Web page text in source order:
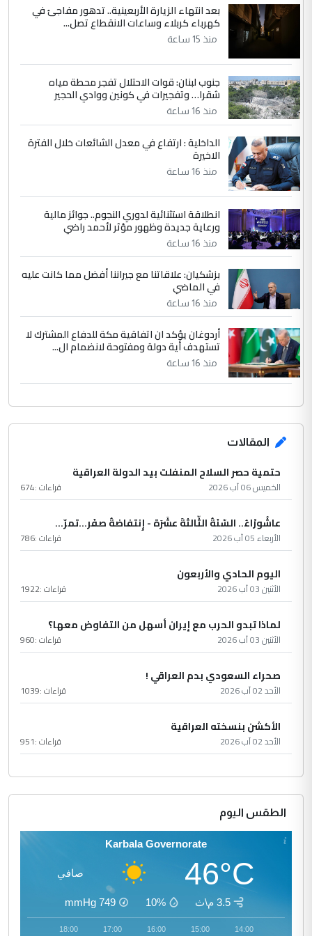
مضجعيك يابن الزنا (نص كامل)
التعليق : واحد من عصابة علي ماما يسقط
جنسية الرافد الثالث للعراق ومن اصول عريقة
ابا فرات ...
الموضوع :الجواهري يرد على صدام حسين سل
مضجعيك يابن الزنا (نص كامل)
بعد انتهاء الزيارة الأربعينية.. تدهور مفاجئ في
كهرباء كربلاء وساعات الانقطاع تصل...
منذ 15 ساعة
جنوب لبنان: قوات الاحتلال تفجر محطة مياه
شقرا… وتفجيرات في كونين ووادي الحجير
منذ 16 ساعة
الداخلية : ارتفاع في معدل الشائعات خلال الفترة
الاخيرة
منذ 16 ساعة
انطلاقة استثنائية لدوري النجوم.. جوائز مالية
ورعاية جديدة وظهور مؤثر لأحمد راضي
منذ 16 ساعة
بزشكيان: علاقاتنا مع جيراننا أفضل مما كانت عليه
في الماضي
منذ 16 ساعة
أردوغان يؤكد ان اتفاقية مكة للدفاع المشترك لا
تستهدف أية دولة ومفتوحة لانضمام ال...
منذ 16 ساعة
المقالات
حتمية حصر السلاح المنفلت بيد الدولة العراقية
الخميس 06 آب 2026 قراءات :674
عاشُورْاءُ.. السّنَةُ الثّالثةَ عشَرَة - إِنتفاضةُ صفَر…تمرّ...
الأربعاء 05 آب 2026 قراءات :786
اليوم الحادي والأربعون
الأثنين 03 آب 2026 قراءات :1922
لماذا تبدو الحرب مع إيران أسهل من التفاوض معها؟
الأثنين 03 آب 2026 قراءات :960
صحراء السعودي بدم العراقي !
الأحد 02 آب 2026 قراءات :1039
الأكشن بنسخته العراقية
الأحد 02 آب 2026 قراءات :951
الطقس اليوم
Karbala Governorate
46°C صافي
3.5 م\ث 10%
749
mmHg
14:00
15:00
16:00
17:00
18:00